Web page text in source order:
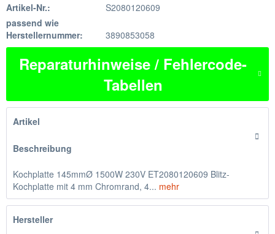
Artikel-Nr.:
S2080120609
passend wie
Herstellernummer:
3890853058
Reparaturhinweise / Fehlercode-
Tabellen
Artikel
Beschreibung
Kochplatte 145mmØ 1500W 230V ET2080120609 Blitz-
Kochplatte mit 4 mm Chromrand, 4... mehr
Hersteller